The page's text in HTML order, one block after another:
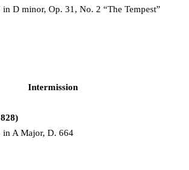
in D minor, Op. 31, No. 2 “The Tempest”
Intermission
in A Major, D. 664